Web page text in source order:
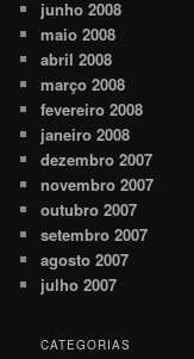
junho 2008
maio 2008
abril 2008
março 2008
fevereiro 2008
janeiro 2008
dezembro 2007
novembro 2007
outubro 2007
setembro 2007
agosto 2007
julho 2007
CATEGORIAS